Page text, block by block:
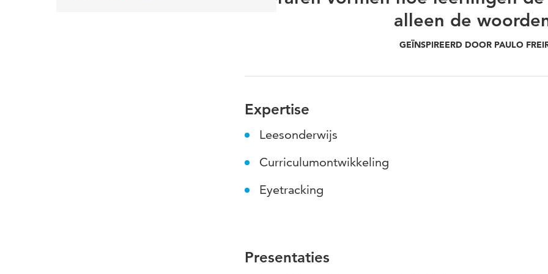
alleen de
GEÏNSPIREERD DOOR PAULO
Expertise
Leesonderwijs
Curriculumontwikkeling
Eyetracking
Presentaties